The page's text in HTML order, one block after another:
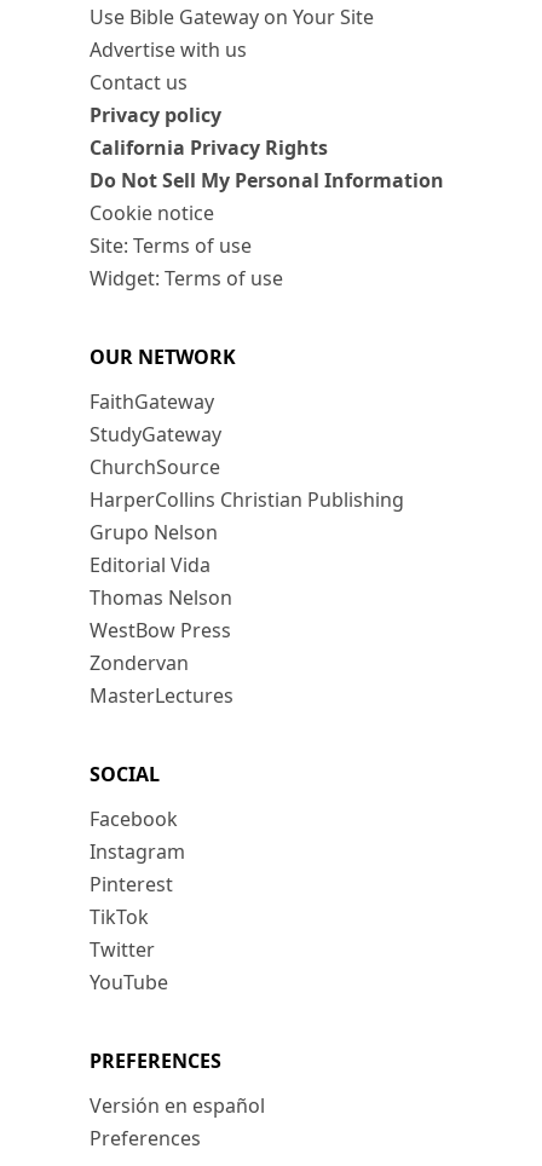
Use Bible Gateway on Your Site
Advertise with us
Contact us
Privacy policy
California Privacy Rights
Do Not Sell My Personal Information
Cookie notice
Site: Terms of use
Widget: Terms of use
OUR NETWORK
FaithGateway
StudyGateway
ChurchSource
HarperCollins Christian Publishing
Grupo Nelson
Editorial Vida
Thomas Nelson
WestBow Press
Zondervan
MasterLectures
SOCIAL
Facebook
Instagram
Pinterest
TikTok
Twitter
YouTube
PREFERENCES
Versión en español
Preferences